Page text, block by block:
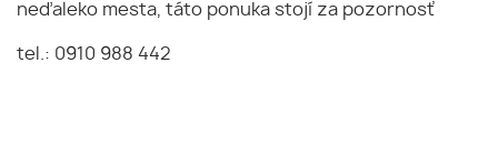
neďaleko mesta, táto ponuka stojí za pozornosť
tel.: 0910 988 442